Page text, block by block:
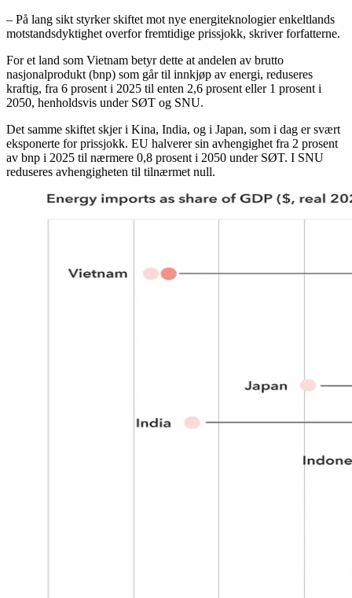
– På lang sikt styrker skiftet mot nye energiteknologier enkeltlands
motstandsdyktighet overfor fremtidige prissjokk, skriver forfatterne.
For et land som Vietnam betyr dette at andelen av brutto
nasjonalprodukt (bnp) som går til innkjøp av energi, reduseres
kraftig, fra 6 prosent i 2025 til enten 2,6 prosent eller 1 prosent i
2050, henholdsvis under SØT og SNU.
Det samme skiftet skjer i Kina, India, og i Japan, som i dag er svært
eksponerte for prissjokk. EU halverer sin avhengighet fra 2 prosent
av bnp i 2025 til nærmere 0,8 prosent i 2050 under SØT. I SNU
reduseres avhengigheten til tilnærmet null.